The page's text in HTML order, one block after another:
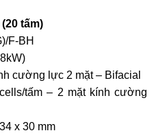
tấm)
F-BH
cường lực 2 mặt – Bifacial
tấm – 2 mặt kính cường
x 30 mm